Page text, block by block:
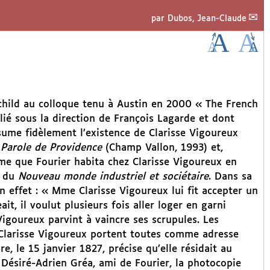
par Dubos, Jean-Claude
au colloque tenu à Austin en 2000 « The French
sous la direction de François Lagarde et dont
fidèlement l’existence de Clarisse Vigoureux
Parole de Providence(Champ Vallon, 1993) et,
que Fourier habita chez Clarisse Vigoureux en
du Nouveau monde industriel et sociétaire. Dans sa
effet : « Mme Clarisse Vigoureux lui fit accepter un
il voulut plusieurs fois aller loger en garni
parvint à vaincre ses scrupules. Les
Vigoureux portent toutes comme adresse
le 15 janvier 1827, précise qu’elle résidait au
Adrien Gréa, ami de Fourier, la photocopie